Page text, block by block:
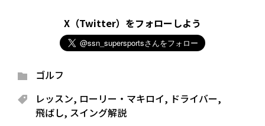
X（Twitter）をフォローしよう
ゴルフ
レッスン, ローリー・マキロイ, ドライバー,
飛ばし, スイング解説